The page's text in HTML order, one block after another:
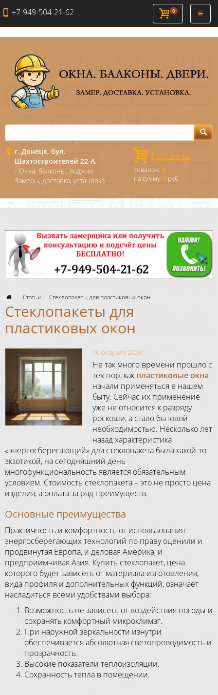
+7-949-504-21-62 0
г. Донецк, бул.
Шахтостроителей 22-А.
- Окна, балконы, лоджии
Замеры, доставка, установка
Корзина
товаров:0
на сумму:0 руб
Статьи Стеклопакеты для пластиковых окон
Стеклопакеты для
пластиковых окон
16 февраля 2025г.
Не так много времени прошло с
тех пор, как пластиковые окна
начали применяться в нашем
быту. Сейчас их применение
уже не относится к разряду
роскоши, а стало бытовой
необходимостью. Несколько лет
назад характеристика
«энергосберегающий» для стеклопакета была какой-то
экзотикой, на сегодняшний день
многофункциональность является обязательным
условием. Стоимость стеклопакета – это не просто цена
изделия, а оплата за ряд преимуществ.
Основные преимущества
Практичность и комфортность от использования
энергосберегающих технологий по праву оценили и
продвинутая Европа, и деловая Америка, и
предприимчивая Азия. Купить стеклопакет, цена
которого будет зависеть от материала изготовления,
вида профиля и дополнительных функций, означает
насладиться всеми удобствами выбора:
Возможность не зависеть от воздействия погоды и
сохранять комфортный микроклимат.
При наружной зеркальности изнутри
обеспечивается абсолютная светопроводимость и
прозрачность.
Высокие показатели теплоизоляции.
Сохранность тепла в помещении.